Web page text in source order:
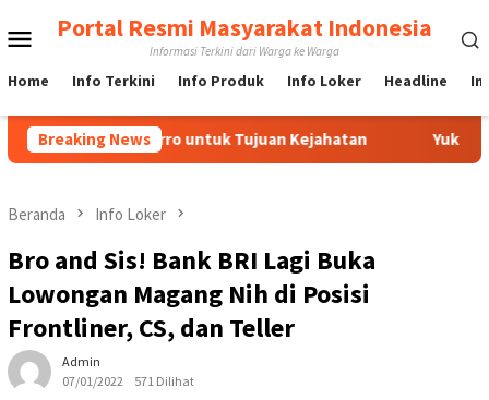
ke
Menu
Mobile
Portal Resmi Masyarakat Indonesia
Informasi Terkini dari Warga ke Warga
Home Info Terkini Info Produk Info Loker Headline
Breaking News
IndoFerro untuk Tujuan Kejahatan Yuk Lebih
Beranda Info Loker
Bro and Sis! Bank BRI Lagi Buka
Lowongan Magang Nih di Posisi
Frontliner, CS, dan Teller
Admin
07/01/2022
571 Dilihat